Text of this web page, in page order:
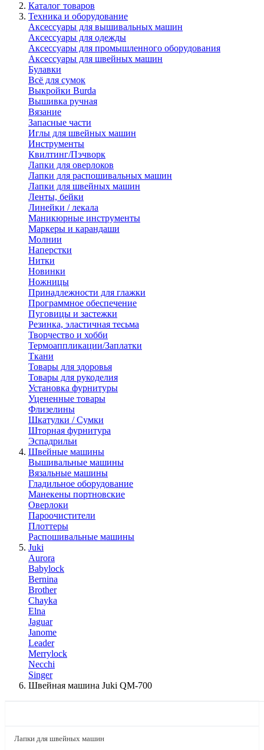
Каталог товаров
Техника и оборудование
Аксессуары для вышивальных машин
Аксессуары для одежды
Аксессуары для промышленного оборудования
Аксессуары для швейных машин
Булавки
Всё для сумок
Выкройки Burda
Вышивка ручная
Вязание
Запасные части
Иглы для швейных машин
Инструменты
Квилтинг/Пэчворк
Лапки для оверлоков
Лапки для распошивальных машин
Лапки для швейных машин
Ленты, бейки
Линейки / лекала
Маникюрные инструменты
Маркеры и карандаши
Молнии
Наперстки
Нитки
Новинки
Ножницы
Принадлежности для глажки
Программное обеспечение
Пуговицы и застежки
Резинка, эластичная тесьма
Творчество и хобби
Термоаппликации/Заплатки
Ткани
Товары для здоровья
Товары для рукоделия
Установка фурнитуры
Уцененные товары
Флизелины
Шкатулки / Сумки
Шторная фурнитура
Эспадрильи
Швейные машины
Вышивальные машины
Вязальные машины
Гладильное оборудование
Манекены портновские
Оверлоки
Пароочистители
Плоттеры
Распошивальные машины
Juki
Aurora
Babylock
Bernina
Brother
Chayka
Elna
Jaguar
Janome
Leader
Merrylock
Necchi
Singer
Швейная машина Juki QM-700
Лапки для швейных машин